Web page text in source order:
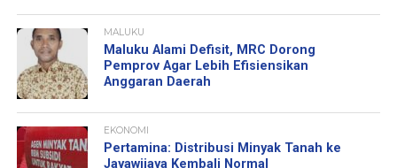
MALUKU
Maluku Alami Defisit, MRC Dorong
Pemprov Agar Lebih Efisiensikan
Anggaran Daerah
EKONOMI
Pertamina: Distribusi Minyak Tanah ke
Jayawijaya Kembali Normal